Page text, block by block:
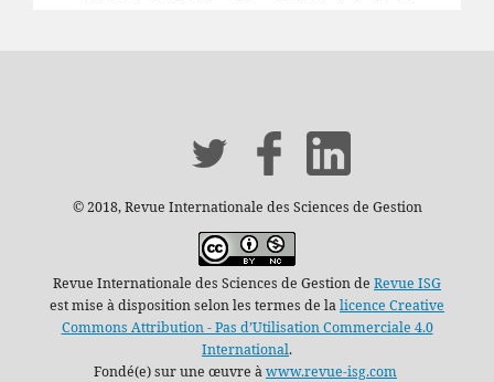
© 2018, Revue Internationale des Sciences de Gestion
Revue Internationale des Sciences de Gestion de Revue ISG
est mise à disposition selon les termes de lalicence Creative
Commons Attribution - Pas d’Utilisation Commerciale 4.0
International.
Fondé(e) sur une œuvre àwww.revue-isg.com